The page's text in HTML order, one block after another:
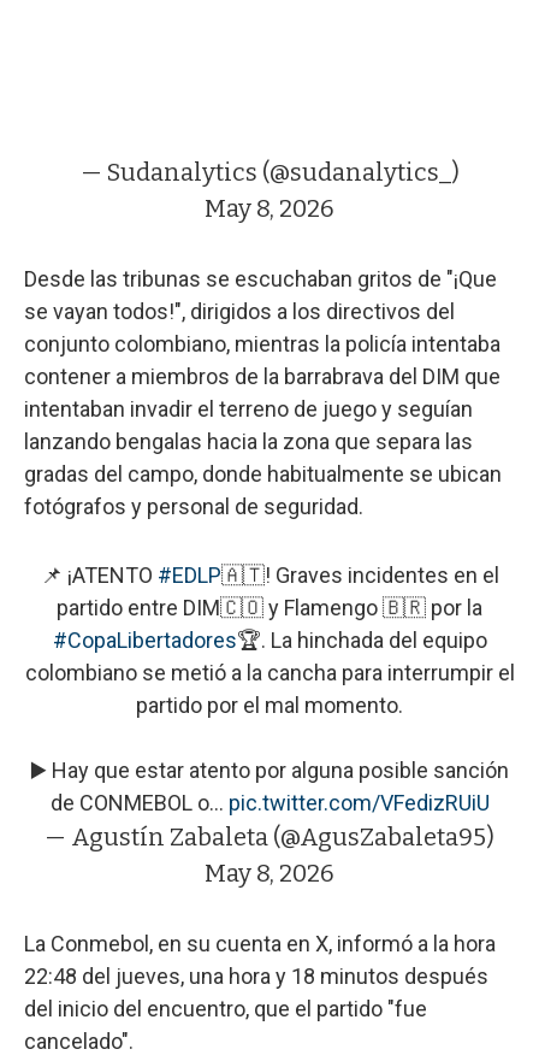
— Sudanalytics (@sudanalytics_)
May 8, 2026
Desde las tribunas se escuchaban gritos de "¡Que
se vayan todos!", dirigidos a los directivos del
conjunto colombiano, mientras la policía intentaba
contener a miembros de la barrabrava del DIM que
intentaban invadir el terreno de juego y seguían
lanzando bengalas hacia la zona que separa las
gradas del campo, donde habitualmente se ubican
fotógrafos y personal de seguridad.
📌 ¡ATENTO #EDLP🇦🇹! Graves incidentes en el
partido entre DIM🇨🇴 y Flamengo 🇧🇷 por la
#CopaLibertadores🏆. La hinchada del equipo
colombiano se metió a la cancha para interrumpir el
partido por el mal momento.
▶️ Hay que estar atento por alguna posible sanción
de CONMEBOL o… pic.twitter.com/VFedizRUiU
— Agustín Zabaleta (@AgusZabaleta95)
May 8, 2026
La Conmebol, en su cuenta en X, informó a la hora
22:48 del jueves, una hora y 18 minutos después
del inicio del encuentro, que el partido "fue
cancelado".